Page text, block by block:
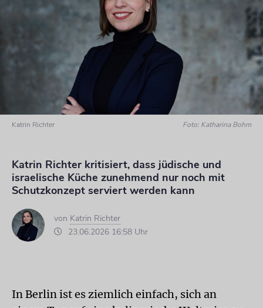
Katrin Richter Foto: Katharina Bohm
Katrin Richter kritisiert, dass jüdische und
israelische Küche zunehmend nur noch mit
Schutzkonzept serviert werden kann
von Katrin Richter
23.06.2026 16:58 Uhr
In Berlin ist es ziemlich einfach, sich an